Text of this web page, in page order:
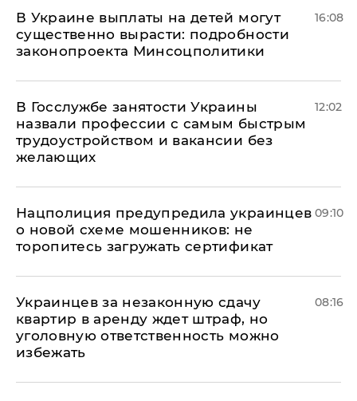
В Украине выплаты на детей могут
существенно вырасти: подробности
законопроекта Минсоцполитики
16:08
В Госслужбе занятости Украины
назвали профессии с самым быстрым
трудоустройством и вакансии без
желающих
12:02
Нацполиция предупредила украинцев
о новой схеме мошенников: не
торопитесь загружать сертификат
09:10
Украинцев за незаконную сдачу
квартир в аренду ждет штраф, но
уголовную ответственность можно
избежать
08:16